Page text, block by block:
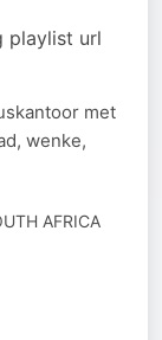
playlist url
met
wenke,
AFRICA